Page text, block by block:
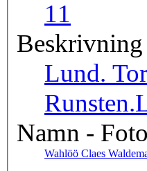
11
Beskrivning
Lund.
Runsten.
Namn -
Wahlöö Claes